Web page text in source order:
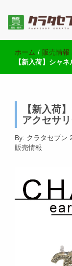
池袋の質
績・販売商品情報
ホーム / 販売情報
【新入荷】シャ
【新入荷
アクセサ
By: クラタセブン
販売情報